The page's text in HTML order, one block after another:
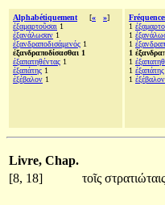
Alphabétiquement [« »]
ἐξαμαρτοῦσαι 1
ἐξανάλωσαν 1
ἐξανδραποδισάμενός 1
ἐξανδραποδίσασθαι 1
ἐξαπατηθέντας 1
ἐξαπάτης 1
ἐξέβαλον 1
1
1
1
1
1
1 ἐξαπάτης
1 ἐξέβαλον
Livre, Chap.
[8, 18]
τοῖς στρατιώταις